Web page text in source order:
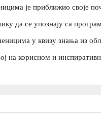
је приближио своје
да се упознају са
у квизу знања из
на корисном и